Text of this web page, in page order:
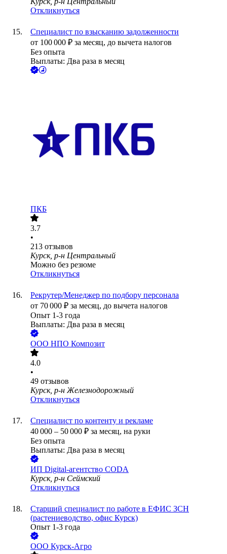
Откликнуться
Специалист по взысканию задолженности
от 100 000 ₽ за месяц, до вычета налогов
Без опыта
Выплаты: Два раза в месяц
ПКБ
3.7
•
213 отзывов
Курск, р-н Центральный
Можно без резюме
Откликнуться
Рекрутер/Менеджер по подбору персонала
от 70 000 ₽ за месяц, до вычета налогов
Опыт 1-3 года
Выплаты: Два раза в месяц
ООО НПО Композит
4.0
•
49 отзывов
Курск, р-н Железнодорожный
Откликнуться
Специалист по контенту и рекламе
40 000 – 50 000 ₽ за месяц, на руки
Без опыта
Выплаты: Два раза в месяц
ИП Digital-агентство CODA
Курск, р-н Сеймский
Откликнуться
Старший специалист по работе в ЕФИС ЗСН
(растениеводство, офис Курск)
Опыт 1-3 года
ООО Курск-Агро